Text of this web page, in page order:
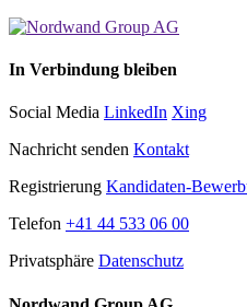
In Verbindung bleiben
Social Media LinkedIn Xing
Nachricht senden Kontakt
Registrierung Kandidaten-
Telefon +41 44 533 06 00
Privatsphäre Datenschutz